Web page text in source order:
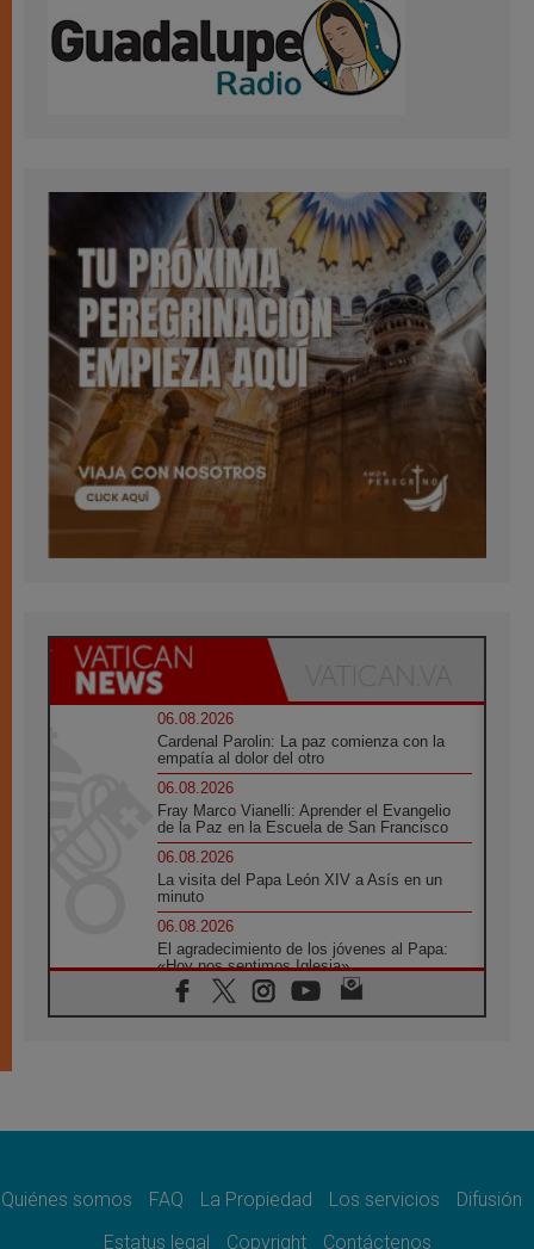
06.08.2026
Cardenal Parolin: La paz comienza con la
empatía al dolor del otro
06.08.2026
Fray Marco Vianelli: Aprender el Evangelio
de la Paz en la Escuela de San Francisco
06.08.2026
La visita del Papa León XIV a Asís en un
minuto
06.08.2026
El agradecimiento de los jóvenes al Papa:
«Hoy nos sentimos Iglesia»
06.08.2026
Líbano: Reanudan los coloquios en Roma en
paz
Sturla: La visita de León XIV será una buena
Quiénes somos FAQ La Propiedad Los servicios
Difusión
Estatus legal
Copyright Contáctenos